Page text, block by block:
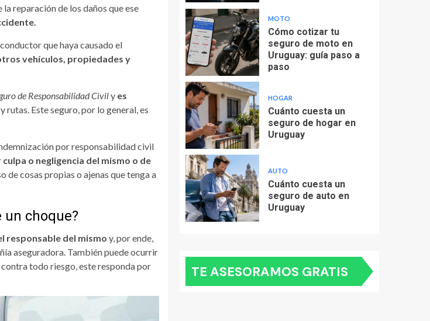
reparación de los daños que ese
que haya causado el
vehículos, propiedades y
de Responsabilidad Civily es
y rutas. Este seguro, por lo general, es
por responsabilidad civil
o negligencia del mismo o de
de cosas propias o ajenas que tenga a
un choque?
responsable del mismo y, por ende,
aseguradora. También puede ocurrir
todo riesgo, este responda por
MOTO
Cómo cotizar tu
seguro de moto en
Uruguay: guía paso a
paso
HOGAR
Cuánto cuesta un
seguro de hogar en
Uruguay
AUTO
Cuánto cuesta un
seguro de auto en
Uruguay
TE ASESORAMOS GRATIS